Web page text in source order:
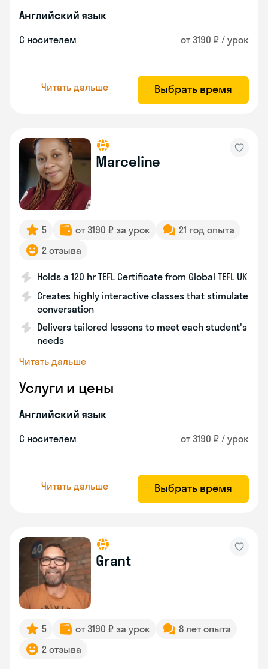
Английский язык
С носителем от 3190 ₽ / урок
Читать дальше Выбрать время
Marceline
5 от 3190 ₽ за урок
21 год опыта
2 отзыва
Holds a 120 hr TEFL Certificate from Global TEFL UK
Creates highly interactive classes that stimulate
conversation
Delivers tailored lessons to meet each student's
needs
Читать дальше
Услуги и цены
Английский язык
С носителем от 3190 ₽ / урок
Читать дальше Выбрать время
Grant
5 от 3190 ₽ за урок
8 лет опыта
2 отзыва